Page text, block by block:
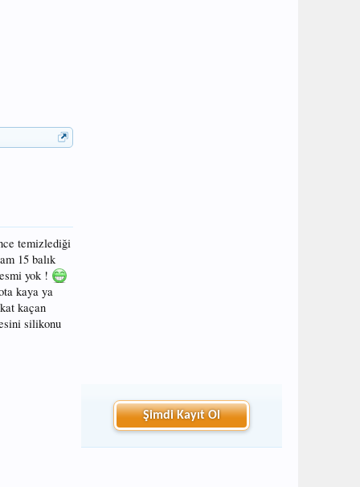
temizlediği
15 balık
yok !
kaya ya
kaçan
silikonu
Şimdi Kayıt Ol